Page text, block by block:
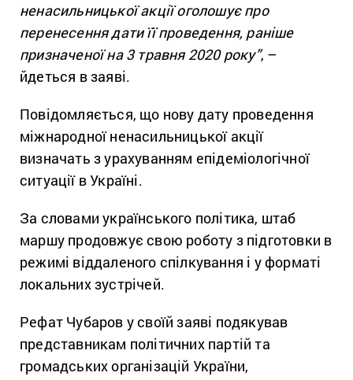
ненасильницької акції оголошує про
перенесення дати її проведення, раніше
призначеної на 3 травня 2020 року”, –
йдеться в заяві.
Повідомляється, що нову дату проведення
міжнародної ненасильницької акції
визначать з урахуванням епідеміологічної
ситуації в Україні.
За словами українського політика, штаб
маршу продовжує свою роботу з підготовки в
режимі віддаленого спілкування і у форматі
локальних зустрічей.
Рефат Чубаров у своїй заяві подякував
представникам політичних партій та
громадських організацій України,